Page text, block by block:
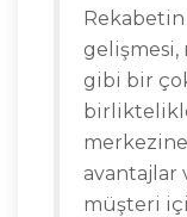
gibi bir
merkezine
avantajlar
müşteri